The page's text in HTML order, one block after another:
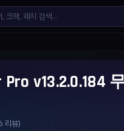
v13.2.0.184
리뷰)